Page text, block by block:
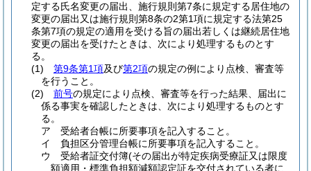
定する氏名変更の届出、施行規則第7条に規定する居住地の
変更の届出又は施行規則第8条の2第1項に規定する法第25
条第7項の規定の適用を受ける旨の届出若しくは継続居住地
変更の届出を受けたときは、次により処理するものとす
る。
(1)
第9条第1項及び第2項の規定の例により点検、審査等
を行うこと。
(2)
前号の規定により点検、審査等を行った結果、届出に
係る事実を確認したときは、次により処理するものとす
る。
ア
受給者台帳に所要事項を記入すること。
イ
負担区分管理台帳に所要事項を記入すること。
ウ
受給者証交付簿(その届出が特定疾病受療証又は限度
額適用・標準負担額減額認定証を交付されている者に